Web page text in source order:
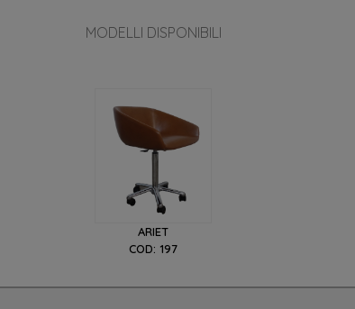
MODELLI DISPONIBILI
ARIET
COD: 197